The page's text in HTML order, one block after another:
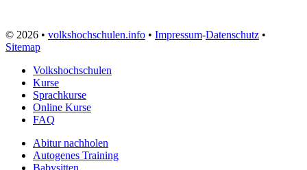
© 2026 • volkshochschulen.info • Impressum-Datenschutz •
Sitemap
Volkshochschulen
Kurse
Sprachkurse
Online Kurse
FAQ
Abitur nachholen
Autogenes Training
Babysitten